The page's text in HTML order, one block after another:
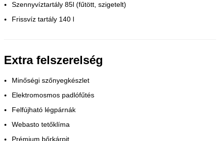
Szennyvíztartály 85l (fűtött, szigetelt)
Frissvíz tartály 140 l
Extra felszerelség
Minőségi szőnyegkészlet
Elektromosmos padlófűtés
Felfújható légpárnák
Webasto tetőklíma
Prémium bőrkárpit